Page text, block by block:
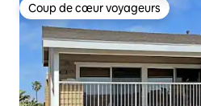
Coup de cœur voyageurs
Coup de cœur voyageurs